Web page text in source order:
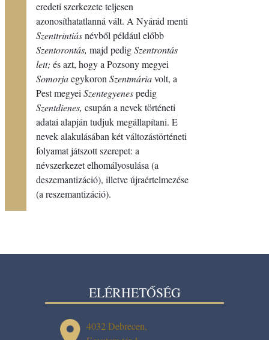
eredeti szerkezete teljesen
azonosíthatatlanná vált. A Nyárád menti
Szenttrintiásnévből például előbb
Szentorontás, majd pedigSzentrontás
lett; és azt, hogy a Pozsony megyei
Somorjaegykoron Szentmáriavolt, a
Pest megyei Szentegyenespedig
Szentdienes, csupán a nevek történeti
adatai alapján tudjuk megállapítani. E
nevek alakulásában két változástörténeti
folyamat játszott szerepet: a
névszerkezet elhomályosulása (a
deszemantizáció), illetve újraértelmezése
(a reszemantizáció).
ELÉRHETŐSÉG
4032 Debrecen,